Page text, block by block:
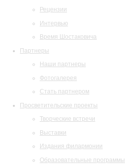
Рецензии
Интервью
Время Шостаковича
Партнеры
Наши партнеры
Фотогалерея
Стать партнером
Просветительские проекты
Творческие встречи
Выставки
Издания филармонии
Образовательные программы